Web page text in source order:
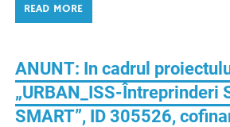
READ MORE
ANUNT: In cadrul
„URBAN_ISS-Întreprinderi
SMART”, ID 305526,